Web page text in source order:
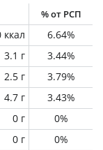
% от РСП
ккал 6.64%
3.1 г 3.44%
2.5 г 3.79%
4.7 г 3.43%
0 г 0%
0 г 0%